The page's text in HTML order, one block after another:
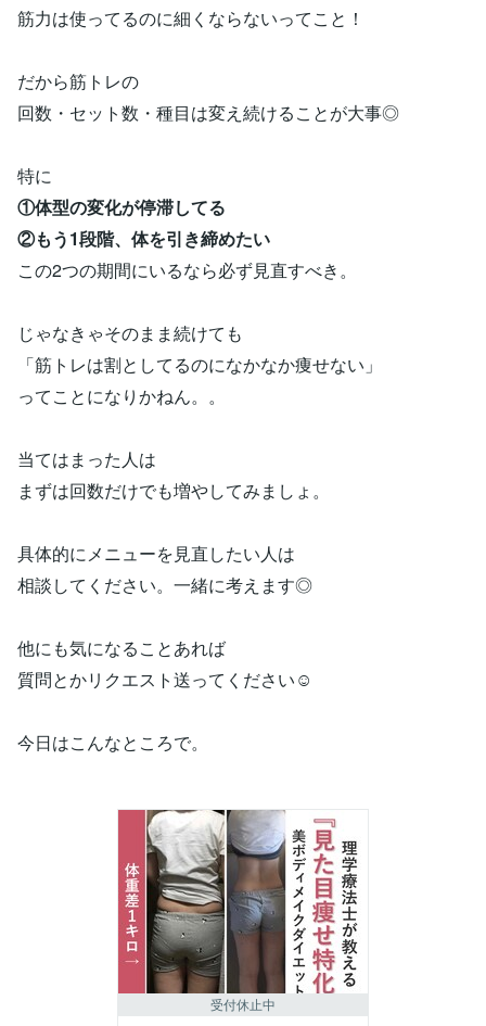
筋力は使ってるのに細くならないってこと！
だから筋トレの
回数・セット数・種目は変え続けることが大事◎
特に
①体型の変化が停滞してる
②もう1段階、体を引き締めたい
この2つの期間にいるなら必ず見直すべき。
じゃなきゃそのまま続けても
「筋トレは割としてるのになかなか痩せない」
ってことになりかねん。。
当てはまった人は
まずは回数だけでも増やしてみましょ。
具体的にメニューを見直したい人は
相談してください。一緒に考えます◎
他にも気になることあれば
質問とかリクエスト送ってください☺︎
今日はこんなところで。
受付休止中